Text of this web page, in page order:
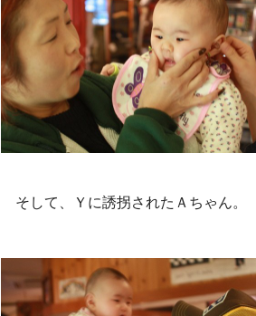
そして、Ｙに誘拐されたＡちゃん。